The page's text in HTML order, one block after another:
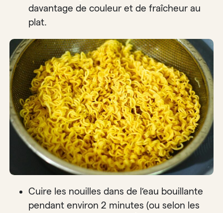
davantage de couleur et de fraîcheur au
plat.
Cuire les nouilles dans de l’eau bouillante
pendant environ 2 minutes (ou selon les